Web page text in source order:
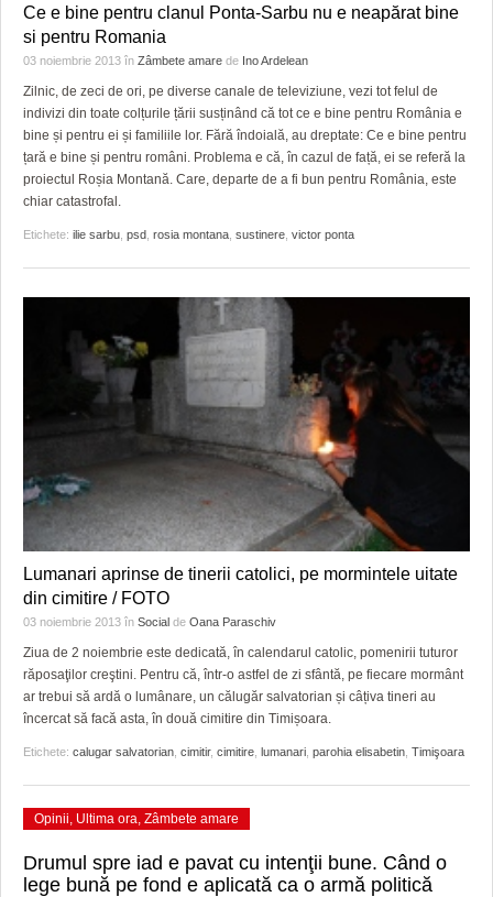
Ce e bine pentru clanul Ponta-Sarbu nu e neapărat bine
si pentru Romania
03 noiembrie 2013 în Zâmbete amare de Ino Ardelean
Zilnic, de zeci de ori, pe diverse canale de televiziune, vezi tot felul de
indivizi din toate colțurile țării susținând că tot ce e bine pentru România e
bine și pentru ei și familiile lor. Fără îndoială, au dreptate: Ce e bine pentru
țară e bine și pentru români. Problema e că, în cazul de față, ei se referă la
proiectul Roșia Montană. Care, departe de a fi bun pentru România, este
chiar catastrofal.
Etichete: ilie sarbu psd rosia montana sustinere victor ponta
Lumanari aprinse de tinerii catolici, pe mormintele uitate
din cimitire / FOTO
03 noiembrie 2013 în Social de Oana Paraschiv
Ziua de 2 noiembrie este dedicată, în calendarul catolic, pomenirii tuturor
răposaţilor creştini. Pentru că, într-o astfel de zi sfântă, pe fiecare mormânt
ar trebui să ardă o lumânare, un călugăr salvatorian și câțiva tineri au
încercat să facă asta, în două cimitire din Timișoara.
Etichete: calugar salvatorian cimitir, cimitire lumanari parohia elisabetin Timişoara
Opinii Ultima ora Zâmbete amare
Drumul spre iad e pavat cu intenţii bune. Când o
lege bună pe fond e aplicată ca o armă politică